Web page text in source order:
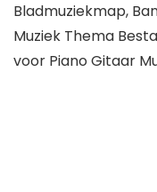
Bladmuziekmap,
Muziek Thema
voor Piano Gitaar